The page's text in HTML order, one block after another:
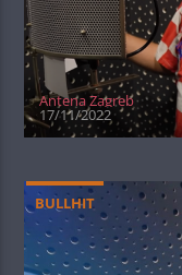
Antena Zagreb
17/11/2022
BULLHIT